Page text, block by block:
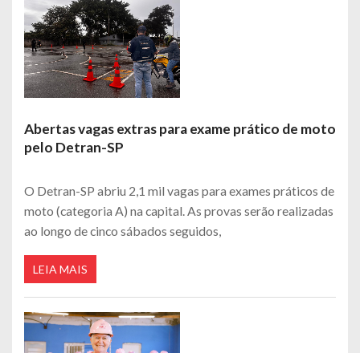
Abertas vagas extras para exame prático de moto
pelo Detran-SP
O Detran-SP abriu 2,1 mil vagas para exames práticos de
moto (categoria A) na capital. As provas serão realizadas
ao longo de cinco sábados seguidos,
LEIA MAIS